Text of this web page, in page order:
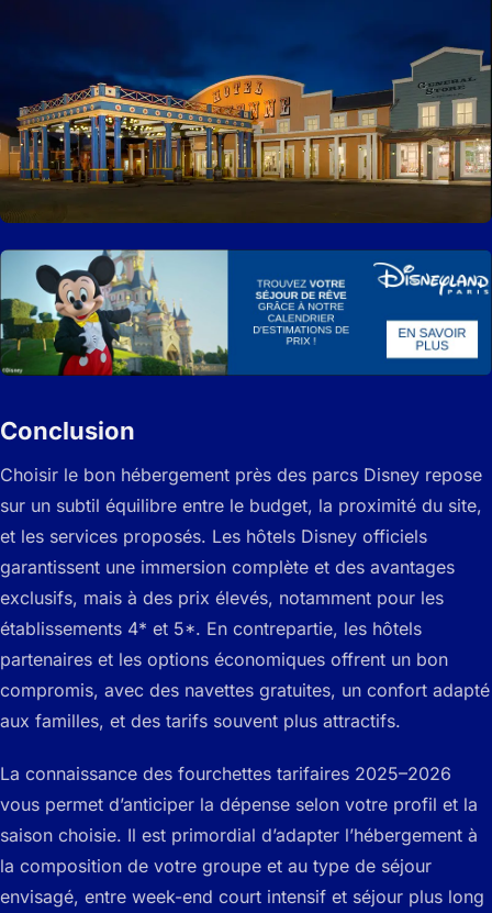
Conclusion
Choisir le bon hébergement près des parcs Disney repose
sur un subtil équilibre entre le budget, la proximité du site,
et les services proposés. Les hôtels Disney officiels
garantissent une immersion complète et des avantages
exclusifs, mais à des prix élevés, notamment pour les
établissements 4* et 5*. En contrepartie, les hôtels
partenaires et les options économiques offrent un bon
compromis, avec des navettes gratuites, un confort adapté
aux familles, et des tarifs souvent plus attractifs.
La connaissance des fourchettes tarifaires 2025–2026
vous permet d’anticiper la dépense selon votre profil et la
saison choisie. Il est primordial d’adapter l’hébergement à
la composition de votre groupe et au type de séjour
envisagé, entre week-end court intensif et séjour plus long